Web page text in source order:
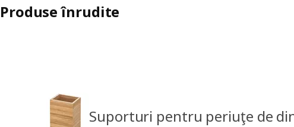
Produse înrudite
Suporturi pentru periuţe de